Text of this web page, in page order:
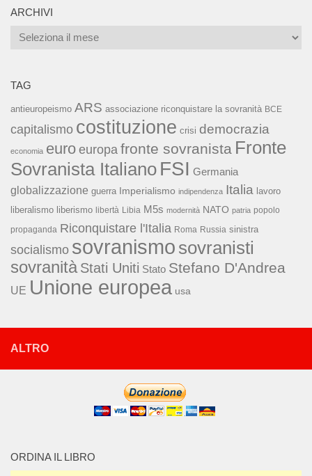
ARCHIVI
Archivi
TAG
antieuropeismo ARS associazione riconquistare la sovranità BCE
capitalismo costituzione crisi democrazia
economia euro europa fronte sovranista Fronte
Sovranista Italiano FSI Germania
globalizzazione guerra Imperialismo indipendenza Italia lavoro
liberalismo liberismo libertà Libia M5s modernità NATO patria popolo
propaganda Riconquistare l'Italia Roma Russia sinistra
socialismo sovranismo sovranisti
sovranità Stati Uniti Stato Stefano D'Andrea
UE Unione europea usa
ALTRO
ORDINA IL LIBRO